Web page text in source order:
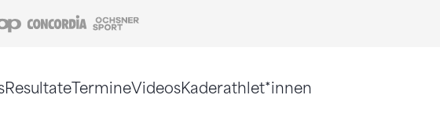
Coop Concordia
ResultateTermineVideosKaderathlet*innen